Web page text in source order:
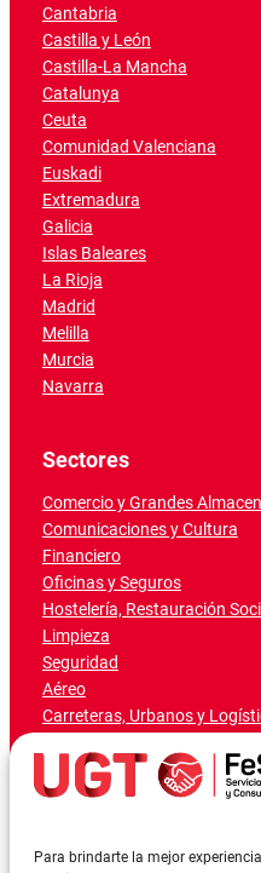
Para brindarte la mejor
Cantabria
Castilla y León
Castilla-La Mancha
Catalunya
Ceuta
Comunidad Valenciana
Euskadi
Extremadura
Galicia
Islas Baleares
La Rioja
Madrid
Melilla
Murcia
Navarra
Sectores
Comercio y Grandes
Comunicaciones y Cultura
Financiero
Oficinas y Seguros
Hostelería, Restauración
Limpieza
Seguridad
Aéreo
Carreteras, Urbanos y
Marítimo-Portuario